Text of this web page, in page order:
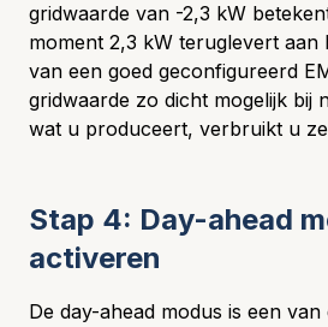
gridwaarde van -2,3 kW
moment 2,3 kW teruglevert aan
van een goed geconfigureerd
gridwaarde zo dicht mogelijk bij
wat u produceert, verbruikt u
Stap 4: Day-ahead
activeren
De day-ahead modus is een